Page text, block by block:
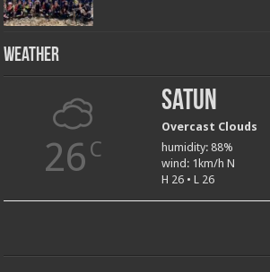
Weather
26 C
Satun
Overcast Clouds
humidity: 88%
wind: 1km/h N
H 26 • L 26